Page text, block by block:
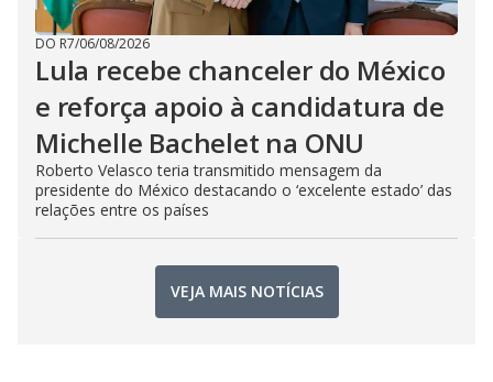
DO R7/06/08/2026
Lula recebe chanceler do México
e reforça apoio à candidatura de
Michelle Bachelet na ONU
Roberto Velasco teria transmitido mensagem da
presidente do México destacando o ‘excelente estado’ das
relações entre os países
VEJA MAIS NOTÍCIAS